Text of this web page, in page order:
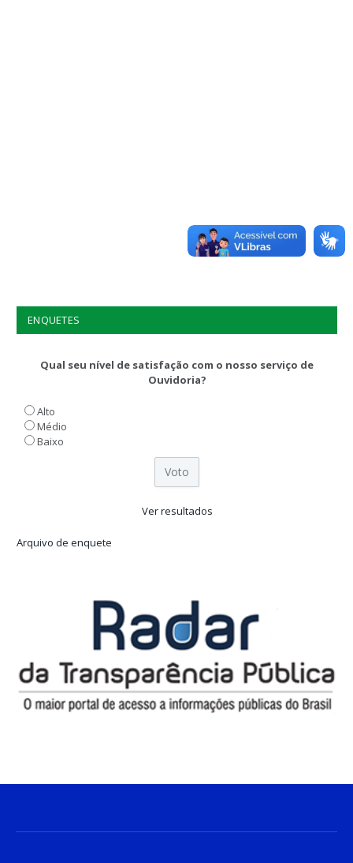
ENQUETES
Qual seu nível de satisfação com o nosso serviço de
Ouvidoria?
Alto
Médio
Baixo
Ver resultados
Arquivo de enquete